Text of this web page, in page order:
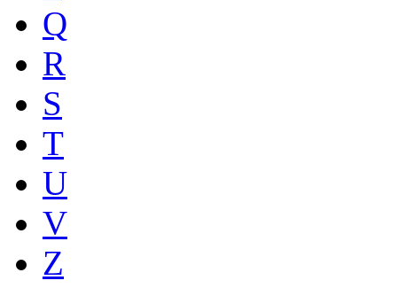
Q
R
S
T
U
V
Z